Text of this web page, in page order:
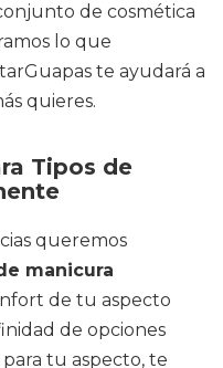
de cosmética
lo que
te ayudará a
quieres.
Tipos de
queremos
manicura
de tu aspecto
de opciones
tu aspecto, te